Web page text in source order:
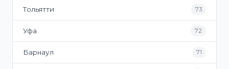
Тольятти 73
Уфа 72
Барнаул 71